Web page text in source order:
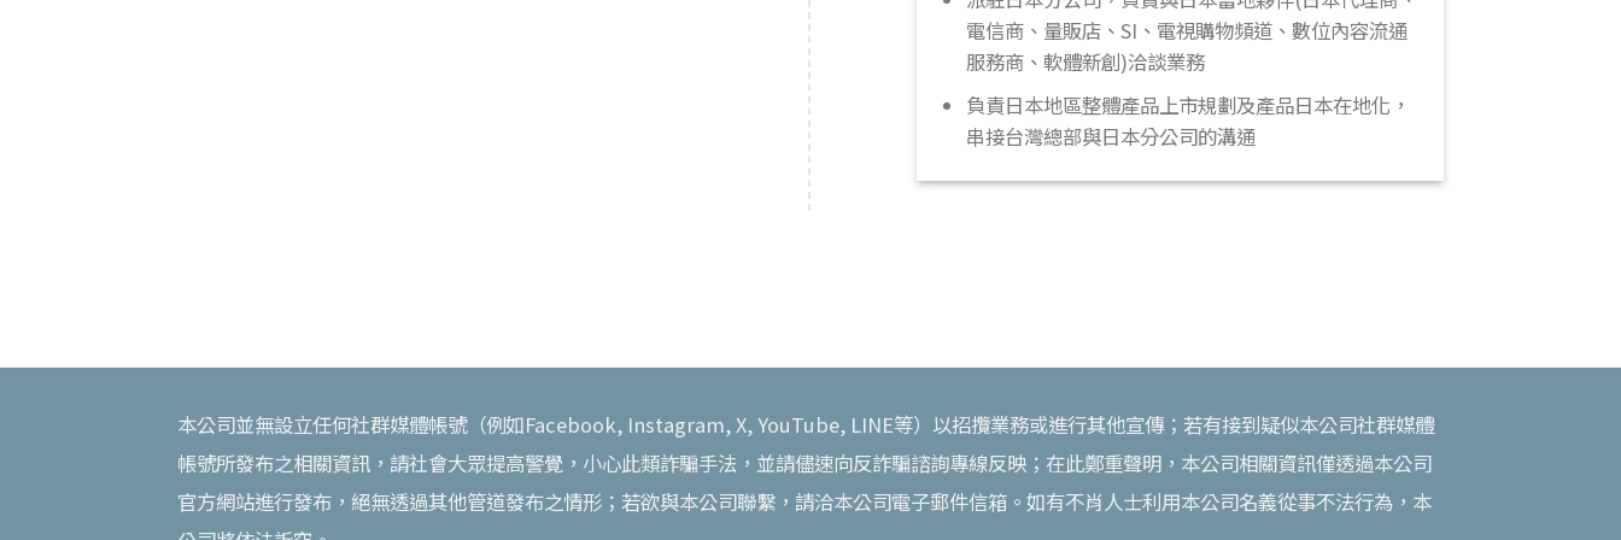
電信商、量販店、SI、電視購物頻道、數位內容流通
服務商、軟體新創)洽談業務
負責日本地區整體產品上市規劃及產品日本在地化，
串接台灣總部與日本分公司的溝通
本公司並無設立任何社群媒體帳號（例如Facebook, Instagram, X, YouTube, LINE等）以招攬業務或進行其他宣傳；若有接到疑似本公司社群媒體
帳號所發布之相關資訊，請社會大眾提高警覺，小心此類詐騙手法，並請儘速向反詐騙諮詢專線反映；在此鄭重聲明，本公司相關資訊僅透過本公司
官方網站進行發布，絕無透過其他管道發布之情形；若欲與本公司聯繫，請洽本公司電子郵件信箱。如有不肖人士利用本公司名義從事不法行為，本